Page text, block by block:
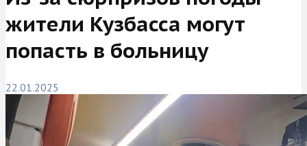
жители Кузбасса могут
попасть в больницу
22.01.2025